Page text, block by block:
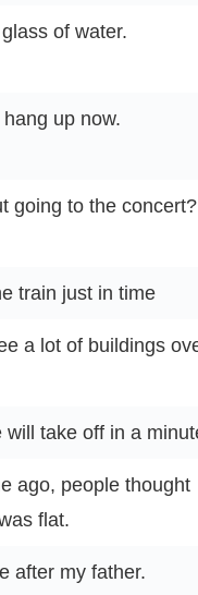
of water.
up now.
going to the concert?
train just in time
a lot of buildings
will take off in a
ago, people thought
flat.
after my father.